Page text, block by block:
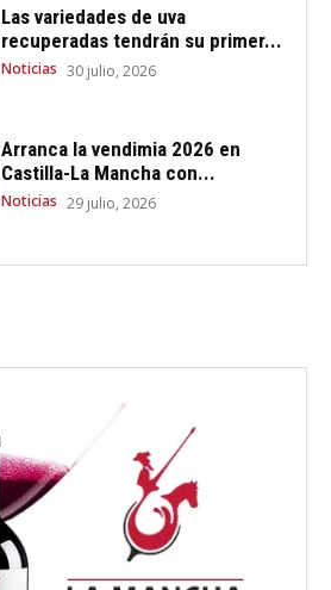
Las variedades de uva
recuperadas tendrán su primer...
Noticias 30 julio, 2026
Arranca la vendimia 2026 en
Castilla-La Mancha con...
Noticias 29 julio, 2026